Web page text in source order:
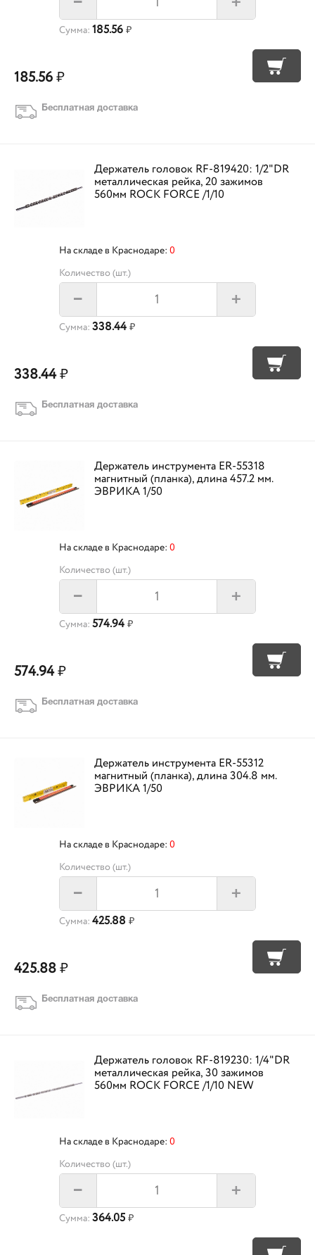
Сумма: 185.56 ₽
185.56₽
Бесплатная доставка
Держатель головок RF-819420: 1/2"DR
металлическая рейка, 20 зажимов
560мм ROCK FORCE /1/10
На складе в Краснодаре: 0
Количество (шт.)
– +
Сумма: 338.44 ₽
338.44₽
Бесплатная доставка
Держатель инструмента ER-55318
магнитный (планка), длина 457.2 мм.
ЭВРИКА 1/50
На складе в Краснодаре: 0
Количество (шт.)
– +
Сумма: 574.94 ₽
574.94₽
Бесплатная доставка
Держатель инструмента ER-55312
магнитный (планка), длина 304.8 мм.
ЭВРИКА 1/50
На складе в Краснодаре: 0
Количество (шт.)
– +
Сумма: 425.88 ₽
425.88₽
Бесплатная доставка
Держатель головок RF-819230: 1/4"DR
металлическая рейка, 30 зажимов
560мм ROCK FORCE /1/10 NEW
На складе в Краснодаре: 0
Количество (шт.)
– +
Сумма: 364.05 ₽